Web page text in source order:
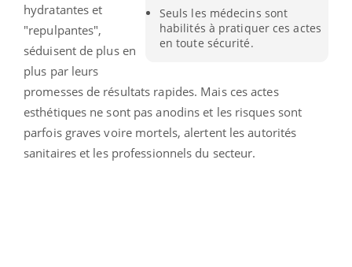
Seuls les médecins sont
habilités à pratiquer ces actes
en toute sécurité.
hydratantes et
"repulpantes",
séduisent de plus en
plus par leurs
promesses de résultats rapides. Mais ces actes
esthétiques ne sont pas anodins et les risques sont
parfois graves voire mortels, alertent les autorités
sanitaires et les professionnels du secteur.